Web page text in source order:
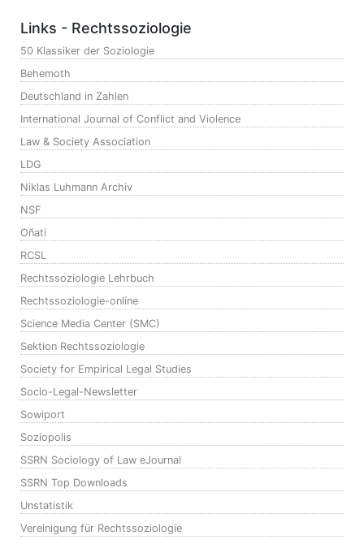
Links - Rechtssoziologie
50 Klassiker der Soziologie
Behemoth
Deutschland in Zahlen
International Journal of Conflict and Violence
Law & Society Association
LDG
Niklas Luhmann Archiv
NSF
Oñati
RCSL
Rechtssoziologie Lehrbuch
Rechtssoziologie-online
Science Media Center (SMC)
Sektion Rechtssoziologie
Society for Empirical Legal Studies
Socio-Legal-Newsletter
Sowiport
Soziopolis
SSRN Sociology of Law eJournal
SSRN Top Downloads
Unstatistik
Vereinigung für Rechtssoziologie